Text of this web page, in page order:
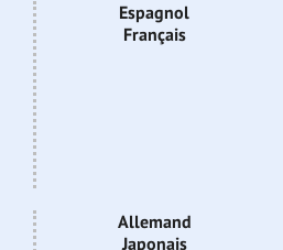
Espagnol
Français
Allemand
Japonais